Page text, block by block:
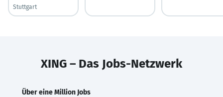
Stuttgart
XING – Das Jobs-Netzwerk
Über eine Million Jobs